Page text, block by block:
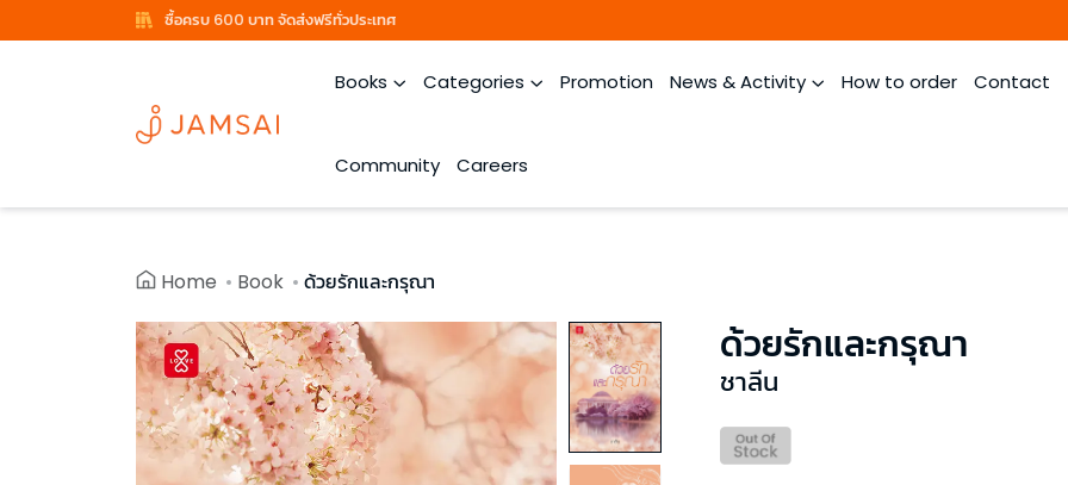
ซื้อครบ 600 บาท จัดส่งฟรีทั่วประเทศ
Books Categories Promotion News & Activity How to order Contact
Community Careers
Home Book ด้วยรักและกรุณา
ด้วยรักและกรุณา
ชาลีน